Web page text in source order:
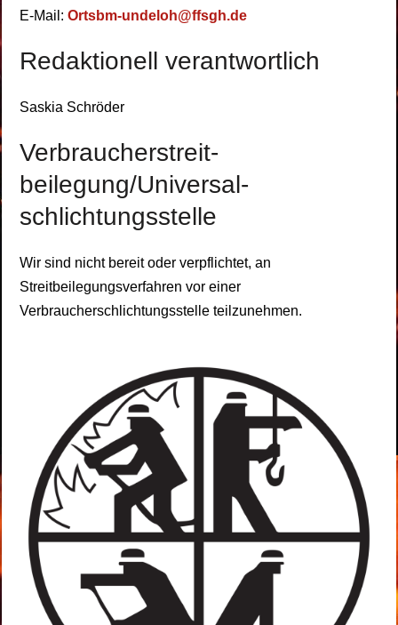
E-Mail:Ortsbm-undeloh@ffsgh.de
Redaktionell verantwortlich
Saskia Schröder
Verbraucher­streit­
beilegung/Universal­
schlichtungs­stelle
Wir sind nicht bereit oder verpflichtet, an
Streitbeilegungsverfahren vor einer
Verbraucherschlichtungsstelle teilzunehmen.